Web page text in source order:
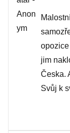
jim
Česka.
Svůj k